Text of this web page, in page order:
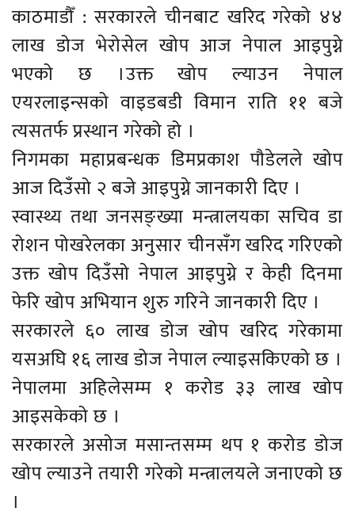
काठमाडौँ : सरकारले चीनबाट खरिद गरेको ४४
लाख डोज भेरोसेल खोप आज नेपाल आइपुग्ने
भएको छ ।उक्त खोप ल्याउन नेपाल
एयरलाइन्सको वाइडबडी विमान राति ११ बजे
त्यसतर्फ प्रस्थान गरेको हो ।
निगमका महाप्रबन्धक डिमप्रकाश पौडेलले खोप
आज दिउँसो २ बजे आइपुग्ने जानकारी दिए ।
स्वास्थ्य तथा जनसङ्ख्या मन्त्रालयका सचिव डा
रोशन पोखरेलका अनुसार चीनसँग खरिद गरिएको
उक्त खोप दिउँसो नेपाल आइपुग्ने र केही दिनमा
फेरि खोप अभियान शुरु गरिने जानकारी दिए ।
सरकारले ६० लाख डोज खोप खरिद गरेकामा
यसअघि १६ लाख डोज नेपाल ल्याइसकिएको छ ।
नेपालमा अहिलेसम्म १ करोड ३३ लाख खोप
आइसकेको छ ।
सरकारले असोज मसान्तसम्म थप १ करोड डोज
खोप ल्याउने तयारी गरेको मन्त्रालयले जनाएको छ
।